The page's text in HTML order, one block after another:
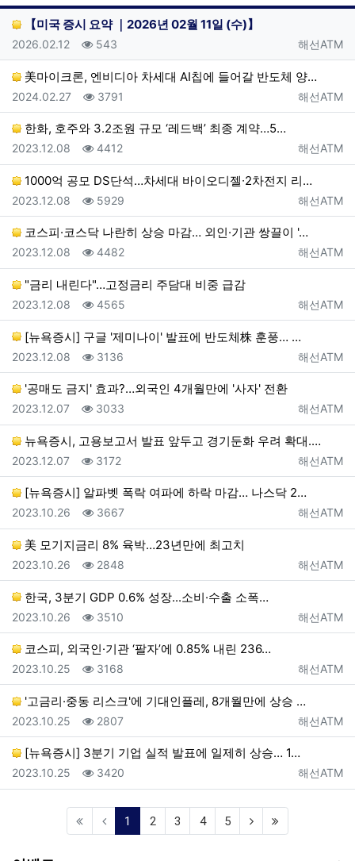
게시판
【미국 증시 요약 ｜2026년 02월 11일 (수)】
등록자
해선ATM
등록일
2026.02.12 조회
543
美마이크론, 엔비디아 차세대 AI칩에 들어갈 반도체 양…
등록자
해선ATM
등록일
2024.02.27 조회
3791
한화, 호주와 3.2조원 규모 ‘레드백’ 최종 계약…5…
등록자
해선ATM
등록일
2023.12.08 조회
4412
1000억 공모 DS단석…차세대 바이오디젤∙2차전지 리…
등록자
해선ATM
등록일
2023.12.08 조회
5929
코스피·코스닥 나란히 상승 마감… 외인·기관 쌍끌이 '…
등록자
해선ATM
등록일
2023.12.08 조회
4482
"금리 내린다"…고정금리 주담대 비중 급감
등록자
해선ATM
등록일
2023.12.08 조회
4565
[뉴욕증시] 구글 '제미나이' 발표에 반도체株 훈풍… …
등록자
해선ATM
등록일
2023.12.08 조회
3136
'공매도 금지' 효과?…외국인 4개월만에 '사자' 전환
등록자
해선ATM
등록일
2023.12.07 조회
3033
뉴욕증시, 고용보고서 발표 앞두고 경기둔화 우려 확대.…
등록자
해선ATM
등록일
2023.12.07 조회
3172
[뉴욕증시] 알파벳 폭락 여파에 하락 마감… 나스닥 2…
등록자
해선ATM
등록일
2023.10.26 조회
3667
美 모기지금리 8% 육박…23년만에 최고치
등록자
해선ATM
등록일
2023.10.26 조회
2848
한국, 3분기 GDP 0.6% 성장...소비·수출 소폭…
등록자
해선ATM
등록일
2023.10.26 조회
3510
코스피, 외국인·기관 ‘팔자’에 0.85% 내린 236…
등록자
해선ATM
등록일
2023.10.25 조회
3168
'고금리·중동 리스크'에 기대인플레, 8개월만에 상승 …
등록자
해선ATM
등록일
2023.10.25 조회
2807
[뉴욕증시] 3분기 기업 실적 발표에 일제히 상승… 1…
등록자
해선ATM
등록일
2023.10.25 조회
3420
1 (current)
2 3 4 5